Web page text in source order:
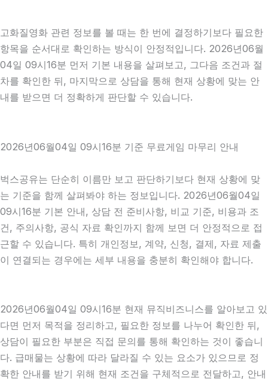
고화질영화 관련 정보를 볼 때는 한 번에 결정하기보다 필요한
항목을 순서대로 확인하는 방식이 안정적입니다. 2026년06월
04일 09시16분 먼저 기본 내용을 살펴보고, 그다음 조건과 절
차를 확인한 뒤, 마지막으로 상담을 통해 현재 상황에 맞는 안
내를 받으면 더 정확하게 판단할 수 있습니다.
2026년06월04일 09시16분 기준 무료게임 마무리 안내
벅스공유는 단순히 이름만 보고 판단하기보다 현재 상황에 맞
는 기준을 함께 살펴봐야 하는 정보입니다. 2026년06월04일
09시16분 기본 안내, 상담 전 준비사항, 비교 기준, 비용과 조
건, 주의사항, 공식 자료 확인까지 함께 보면 더 안정적으로 접
근할 수 있습니다. 특히 개인정보, 계약, 신청, 결제, 자료 제출
이 연결되는 경우에는 세부 내용을 충분히 확인해야 합니다.
2026년06월04일 09시16분 현재 뮤직비즈니스를 알아보고 있
다면 먼저 목적을 정리하고, 필요한 정보를 나누어 확인한 뒤,
상담이 필요한 부분은 직접 문의를 통해 확인하는 것이 좋습니
다. 급매물는 상황에 따라 달라질 수 있는 요소가 있으므로 정
확한 안내를 받기 위해 현재 조건을 구체적으로 전달하고, 안내